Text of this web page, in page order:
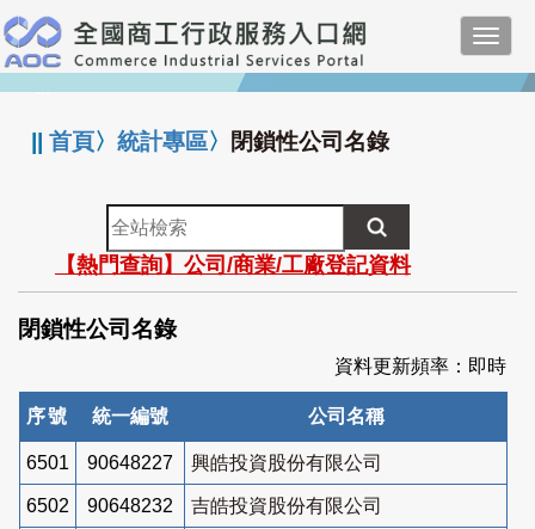
跳
到
主
要
:::
||首頁〉統計專區〉 閉鎖性公司名錄
全
站
檢
索
【熱門查詢】公司/商業/工廠登記資料
閉鎖性公司名錄
資料更新頻率：即時
序號 統一編號 公司名稱
6501 90648227 興皓投資股份有限公司
6502 90648232 吉皓投資股份有限公司